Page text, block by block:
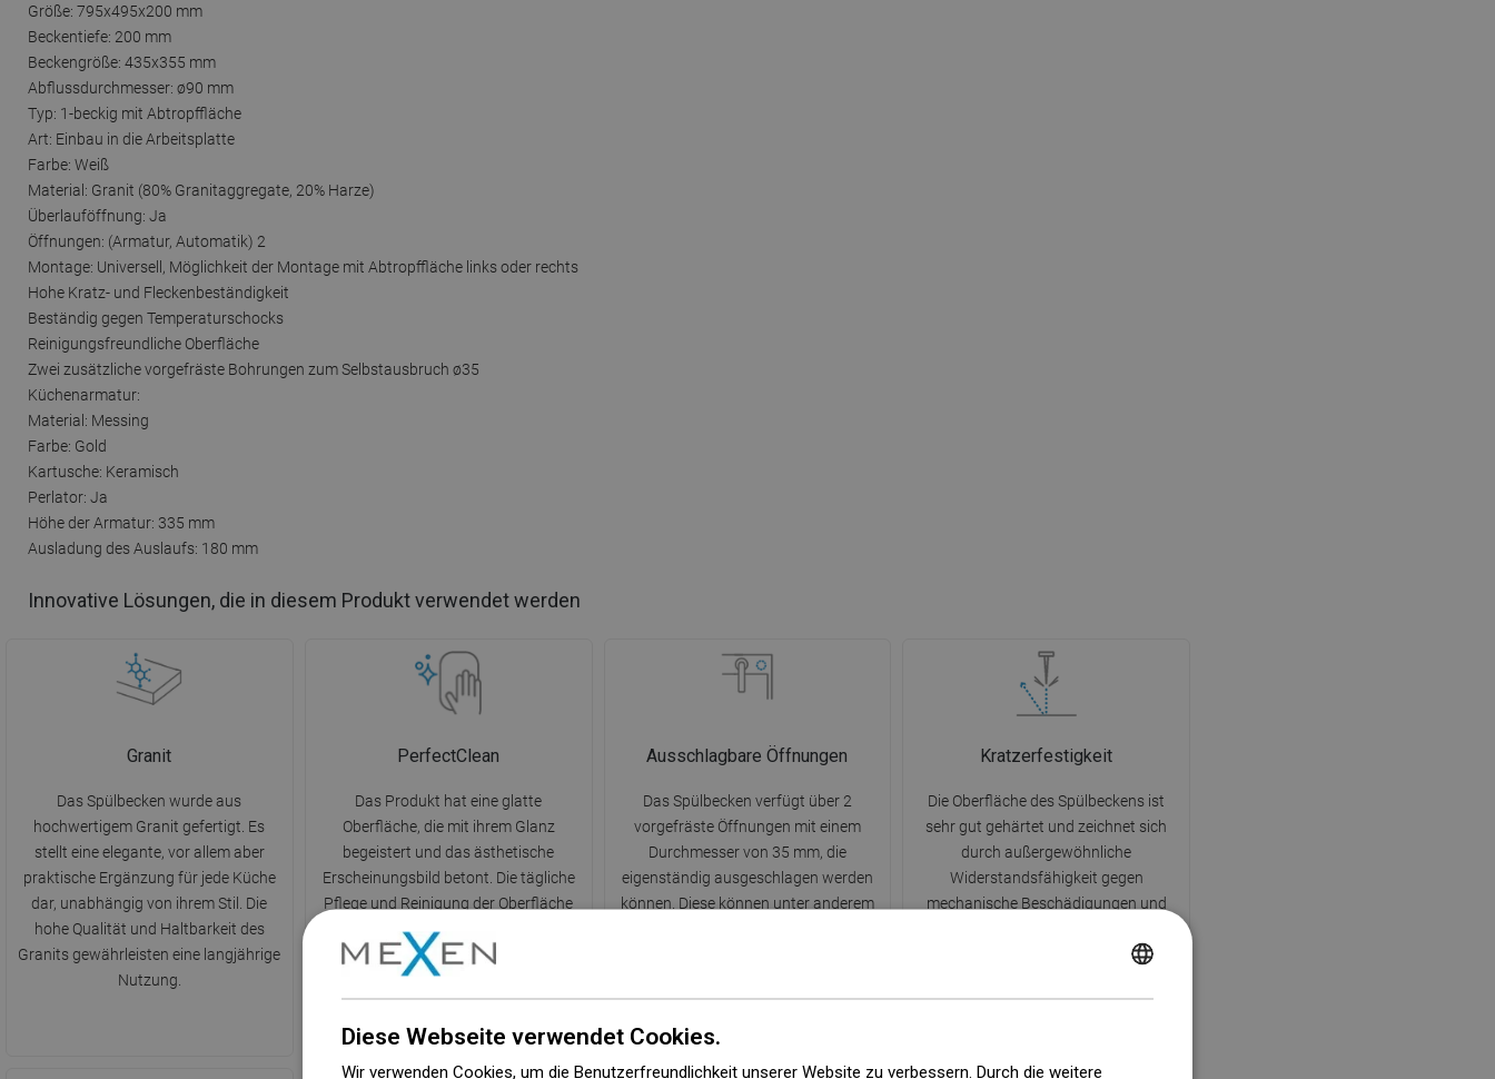
Größe: 795x495x200 mm
Beckentiefe: 200 mm
Beckengröße: 435x355 mm
Abflussdurchmesser: ø90 mm
Typ: 1-beckig mit Abtropffläche
Art: Einbau in die Arbeitsplatte
Farbe: Weiß
Material: Granit (80% Granitaggregate, 20% Harze)
Überlauföffnung: Ja
Öffnungen: (Armatur, Automatik) 2
Montage: Universell, Möglichkeit der Montage mit Abtropffläche links oder rechts
Hohe Kratz- und Fleckenbeständigkeit
Beständig gegen Temperaturschocks
Reinigungsfreundliche Oberfläche
Zwei zusätzliche vorgefräste Bohrungen zum Selbstausbruch ø35
Küchenarmatur:
Material: Messing
Farbe: Gold
Kartusche: Keramisch
Perlator: Ja
Höhe der Armatur: 335 mm
Ausladung des Auslaufs: 180 mm
Innovative Lösungen, die in diesem Produkt verwendet werden
Granit
Das Spülbecken wurde aus
hochwertigem Granit gefertigt. Es
stellt eine elegante, vor allem aber
praktische Ergänzung für jede Küche
dar, unabhängig von ihrem Stil. Die
hohe Qualität und Haltbarkeit des
Granits gewährleisten eine langjährige
Nutzung.
PerfectClean
Das Produkt hat eine glatte
Oberfläche, die mit ihrem Glanz
begeistert und das ästhetische
Erscheinungsbild betont. Die tägliche
Pflege und Reinigung der Oberfläche
von Verschmutzungen ist viel
einfacher und erfordert keine starken
Reinigungsmittel.
Ausschlagbare Öffnungen
Das Spülbecken verfügt über 2
vorgefräste Öffnungen mit einem
Durchmesser von 35 mm, die
eigenständig ausgeschlagen werden
können. Diese können unter anderem
der Küche eliminiert und ihr ein
elegantes Finish verleiht.
Kratzerfestigkeit
Die Oberfläche des Spülbeckens ist
sehr gut gehärtet und zeichnet sich
durch außergewöhnliche
Widerstandsfähigkeit gegen
mechanische Beschädigungen und
ermöglicht es, viele Jahre lang das
genießen.
Diese Webseite verwendet Cookies.
Wir verwenden Cookies, um die Benutzerfreundlichkeit unserer Website zu verbessern. Durch die weitere